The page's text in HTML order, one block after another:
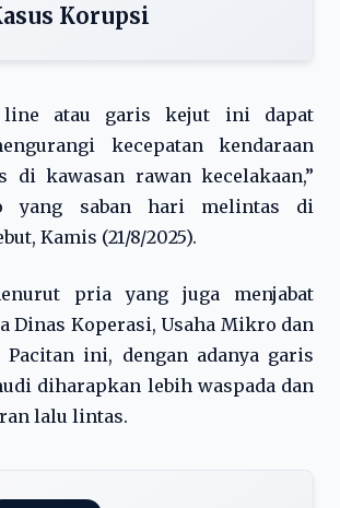
Korupsi
line atau garis kejut ini dapat
kecepatan kendaraan
di kawasan rawan kecelakaan,”
yang saban hari melintas di
Kamis (21/8/2025).
pria yang juga menjabat
Dinas Koperasi, Usaha Mikro dan
Pacitan ini, dengan adanya garis
diharapkan lebih waspada dan
lalu lintas.